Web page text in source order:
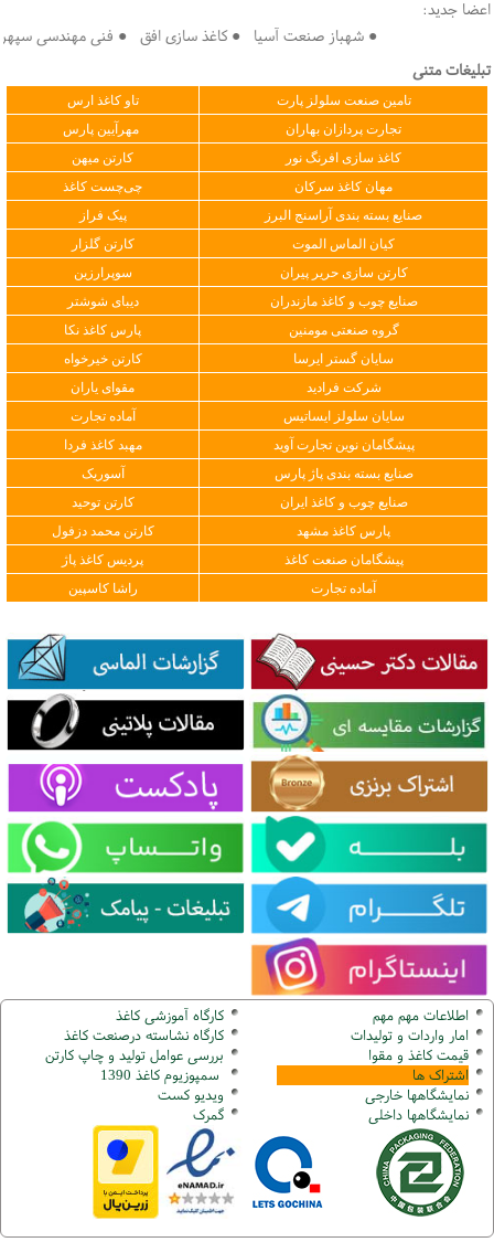
اعضا جدید:
● شهباز صنعت آسیا ● کاغذ سازی افق ● فنی مهندسی سپهر
تبلیغات متنی
تامین صنعت سلولز پارت
تاو کاغذ ارس
تجارت پردازان بهاران
مهرآیین پارس
کاغذ سازی افرنگ نور
کارتن میهن
مهان کاغذ سرکان
چی‌چست کاغذ
صنایع بسته بندی آراسنج البرز
پیک فراز
کیان الماس الموت
کارتن گلزار
کارتن سازی حریر پیران
سوپرارزین
صنایع چوب و کاغذ مازندران
دیبای شوشتر
گروه صنعتی مومنین
پارس کاغذ نکا
سایان گستر ایرسا
کارتن خیرخواه
شرکت فرادید
مقوای یاران
سایان سلولز ایساتیس
آماده تجارت
پیشگامان نوین تجارت آوید
مهبد کاغذ فردا
صنایع بسته بندی پاژ پارس
آسوریک
صنایع چوب و کاغذ ایران
کارتن توحید
پارس کاغذ مشهد
کارتن محمد دزفول
پیشگامان صنعت کاغذ
پردیس کاغذ پاژ
آماده تجارت
راشا کاسپین
اطلاعات مهم مهم
امار واردات و تولیدات
قیمت کاغذ و مقوا
اشتراک ها
نمایشگاهها خارجی
نمایشگاهها داخلی
کارگاه آموزشی کاغذ
کارگاه نشاسته درصنعت کاغذ
بررسی عوامل تولید و چاپ کارتن
سمپوزیوم کاغذ 1390
ویدیو کست
گمرک